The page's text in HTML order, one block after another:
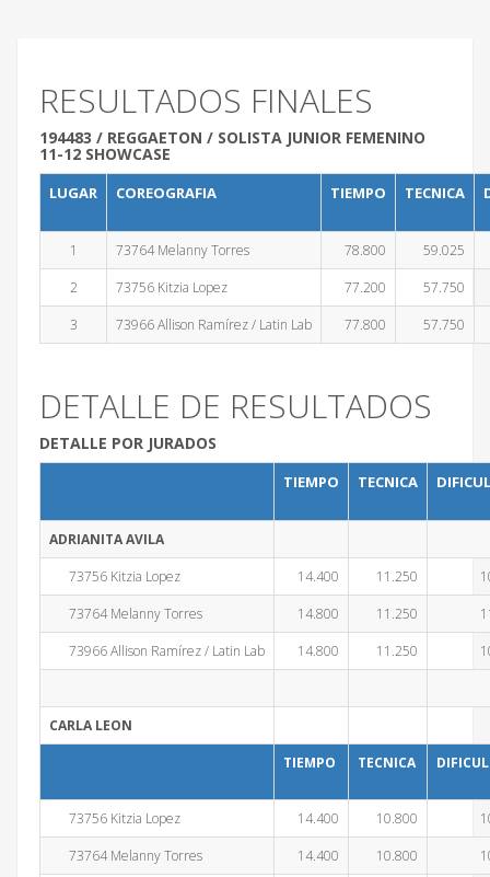
RESULTADOS FINALES
194483 / REGGAETON / SOLISTA JUNIOR FEMENINO
11-12 SHOWCASE
LUGAR COREOGRAFIA TIEMPO TECNICA
1 73764 Melanny Torres 78.800
59.025
2
73756 Kitzia Lopez 77.200
57.750
3
73966 Allison Ramírez / Latin Lab 77.800 57.750
DETALLE DE RESULTADOS
DETALLE POR JURADOS
TIEMPO TECNICA
ADRIANITA AVILA
73756 Kitzia Lopez
14.400 11.250
73764 Melanny Torres
14.800 11.250
73966 Allison Ramírez / Latin Lab
14.800 11.250
CARLA LEON
TIEMPO
TECNICA
73756 Kitzia Lopez 14.400 10.800
73764 Melanny Torres
14.400 10.800